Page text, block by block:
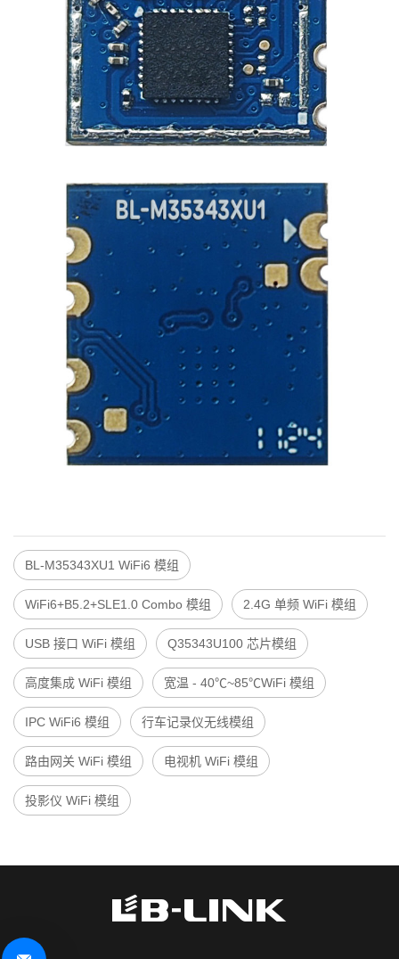
BL-M35343XU1 WiFi6 模组
WiFi6+B5.2+SLE1.0 Combo 模组 2.4G 单频 WiFi 模组
USB 接口 WiFi 模组 Q35343U100 芯片模组
高度集成 WiFi 模组 宽温 - 40℃~85℃WiFi 模组
IPC WiFi6 模组 行车记录仪无线模组
路由网关 WiFi 模组 电视机 WiFi 模组
投影仪 WiFi 模组